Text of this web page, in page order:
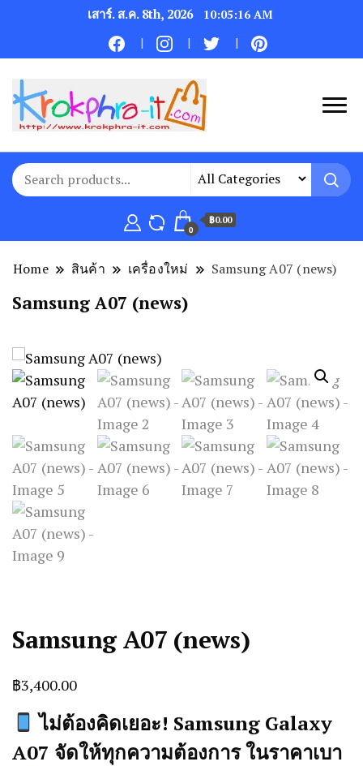
เสาร์. ส.ค. 8th, 2026 10:05:16 AM
0
฿0.00
Home สินค้า เครื่องใหม่ Samsung A07 (news)
Samsung A07 (news)
Samsung A07 (news)
฿3,400.00
ไม่ต้องคิดเยอะ! Samsung Galaxy
A07 จัดให้ทุกความต้องการ ในราคาเบา